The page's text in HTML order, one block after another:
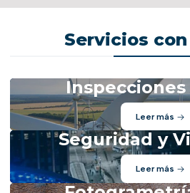
Servicios
Inspecciones
Leer más
Seguridad y
Leer más